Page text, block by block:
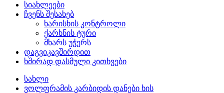
სიახლეები
ჩვენს შესახებ
ხარისხის კონტროლი
ქარხნის ტური
მხარს უჭერს
დაგვიკავშირდით
ხშირად დასმული კითხვები
სახლი
ვოლფრამის კარბიდის დანები ხის